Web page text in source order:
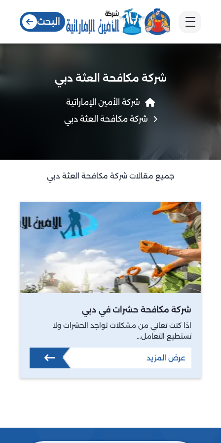
البحث
شركة مكافحة العثة دبي
شركة الأمين الإماراتية
شركة مكافحة العثة دبي
جميع مقالات شركة مكافحة العثة دبي
شركة مكافحة حشرات في دبي
اذا كنت تعاني من مشكلات تواجد الحشرات ولا
تستطيع التعامل…
عرض المزيد